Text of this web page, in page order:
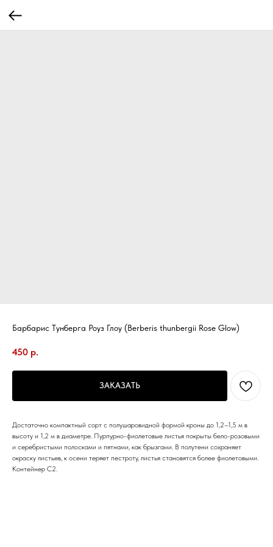
Барбарис Тунберга Роуз Глоу (Berberis thunbergii Rose Glow)
450 р.
ЗАКАЗАТЬ
Достаточно компактный сорт с полушаровидной формой кроны до 1,2–1,5 м в
высоту и 1,2 м в диаметре. Пурпурно-фиолетовые листья покрыты бело-розовыми
и серебристыми полосками и пятнами, как брызгами. В полутени сохраняет
окраску листьев, к осени теряет пестроту, листья становятся более фиолетовыми.
Контейнер С2.